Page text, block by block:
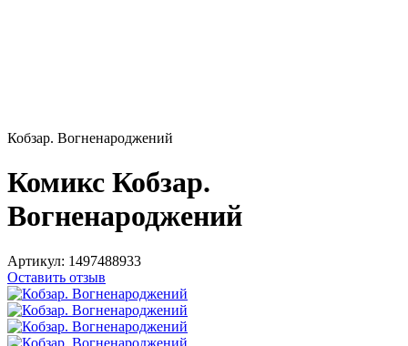
Кобзар. Вогненароджений
Комикс Кобзар.
Вогненароджений
Артикул: 1497488933
Оставить отзыв